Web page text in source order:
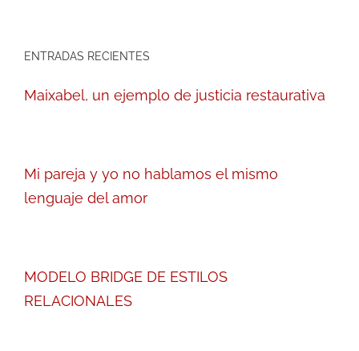
ENTRADAS RECIENTES
Maixabel, un ejemplo de justicia restaurativa
Mi pareja y yo no hablamos el mismo
lenguaje del amor
MODELO BRIDGE DE ESTILOS
RELACIONALES